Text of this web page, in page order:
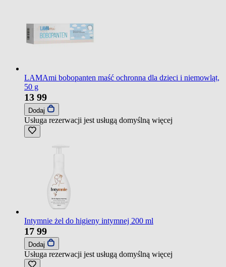
LAMAmi bobopanten maść ochronna dla dzieci i niemowląt,
50 g
13 99
Dodaj
Usługa rezerwacji jest usługą domyślną więcej
Intymnie żel do higieny intymnej 200 ml
17 99
Dodaj
Usługa rezerwacji jest usługą domyślną więcej